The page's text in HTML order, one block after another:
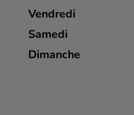
Vendredi
Samedi
Dimanche